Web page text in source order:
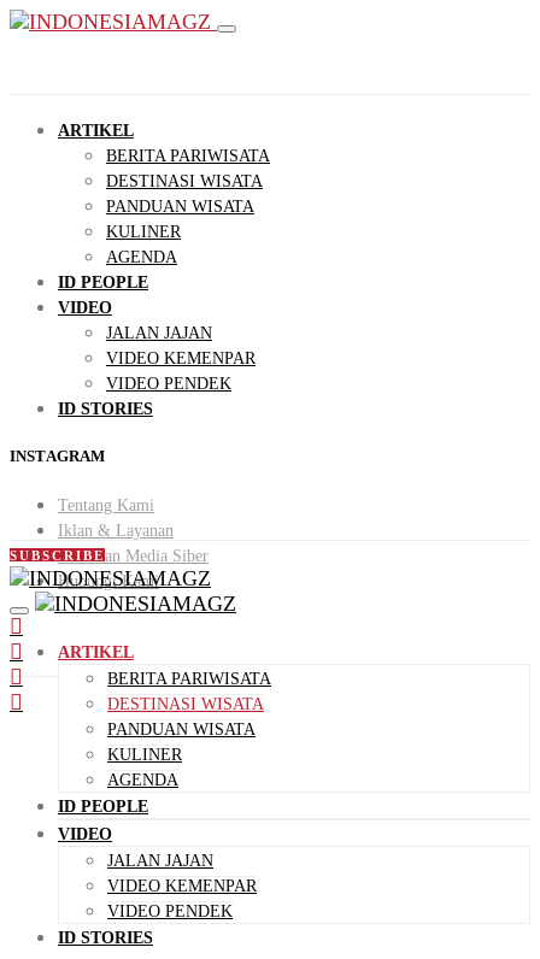
ARTIKEL
BERITA PARIWISATA
DESTINASI WISATA
PANDUAN WISATA
KULINER
AGENDA
ID PEOPLE
VIDEO
JALAN JAJAN
VIDEO KEMENPAR
VIDEO PENDEK
ID STORIES
INSTAGRAM
Tentang Kami
Iklan & Layanan
Pedoman Media Siber
Hubungi Kami
SUBSCRIBE
ARTIKEL
BERITA PARIWISATA
DESTINASI WISATA
PANDUAN WISATA
KULINER
AGENDA
ID PEOPLE
VIDEO
JALAN JAJAN
VIDEO KEMENPAR
VIDEO PENDEK
ID STORIES